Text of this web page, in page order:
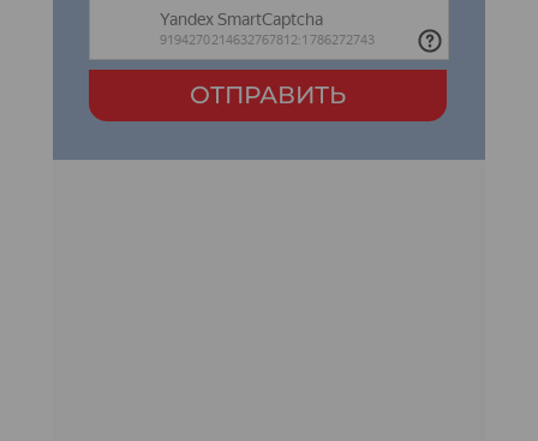
ОТПРАВИТЬ